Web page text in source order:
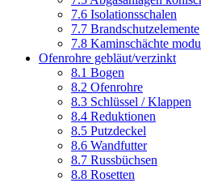
7.6 Isolationsschalen
7.7 Brandschutzelemente
7.8 Kaminschächte
Ofenrohre gebläut/verzinkt
8.1 Bogen
8.2 Ofenrohre
8.3 Schlüssel / Klappen
8.4 Reduktionen
8.5 Putzdeckel
8.6 Wandfutter
8.7 Russbüchsen
8.8 Rosetten